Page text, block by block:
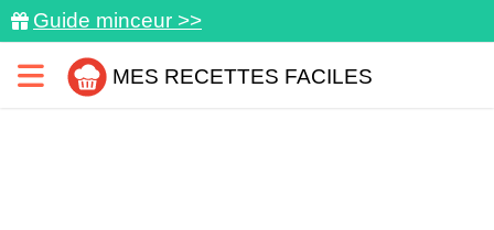
Guide minceur >>
MES RECETTES FACILES